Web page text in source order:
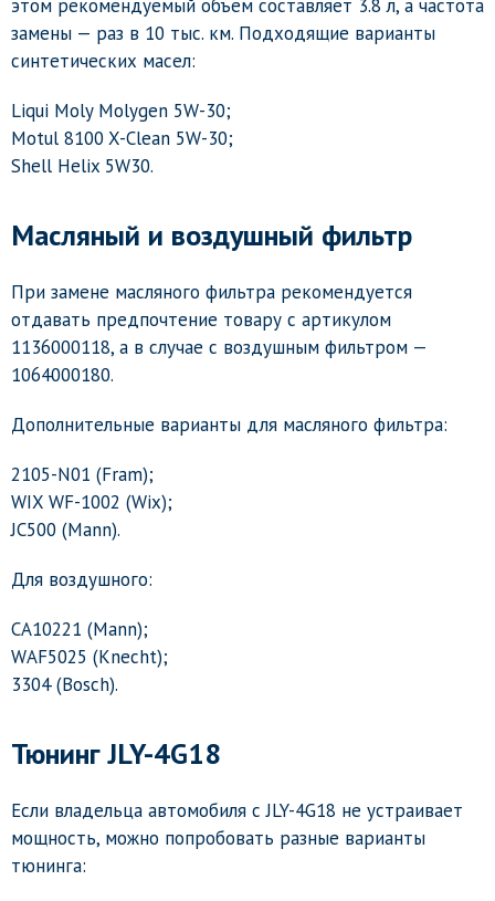
этом рекомендуемый объем составляет 3.8 л, а частота
замены — раз в 10 тыс. км. Подходящие варианты
синтетических масел:
Liqui Moly Molygen 5W-30;
Motul 8100 X-Clean 5W-30;
Shell Helix 5W30.
Масляный и воздушный фильтр
При замене масляного фильтра рекомендуется
отдавать предпочтение товару с артикулом
1136000118, а в случае с воздушным фильтром —
1064000180.
Дополнительные варианты для масляного фильтра:
2105-N01 (Fram);
WIX WF-1002 (Wix);
JC500 (Mann).
Для воздушного:
CA10221 (Mann);
WAF5025 (Knecht);
3304 (Bosch).
Тюнинг JLY-4G18
Если владельца автомобиля с JLY-4G18 не устраивает
мощность, можно попробовать разные варианты
тюнинга: